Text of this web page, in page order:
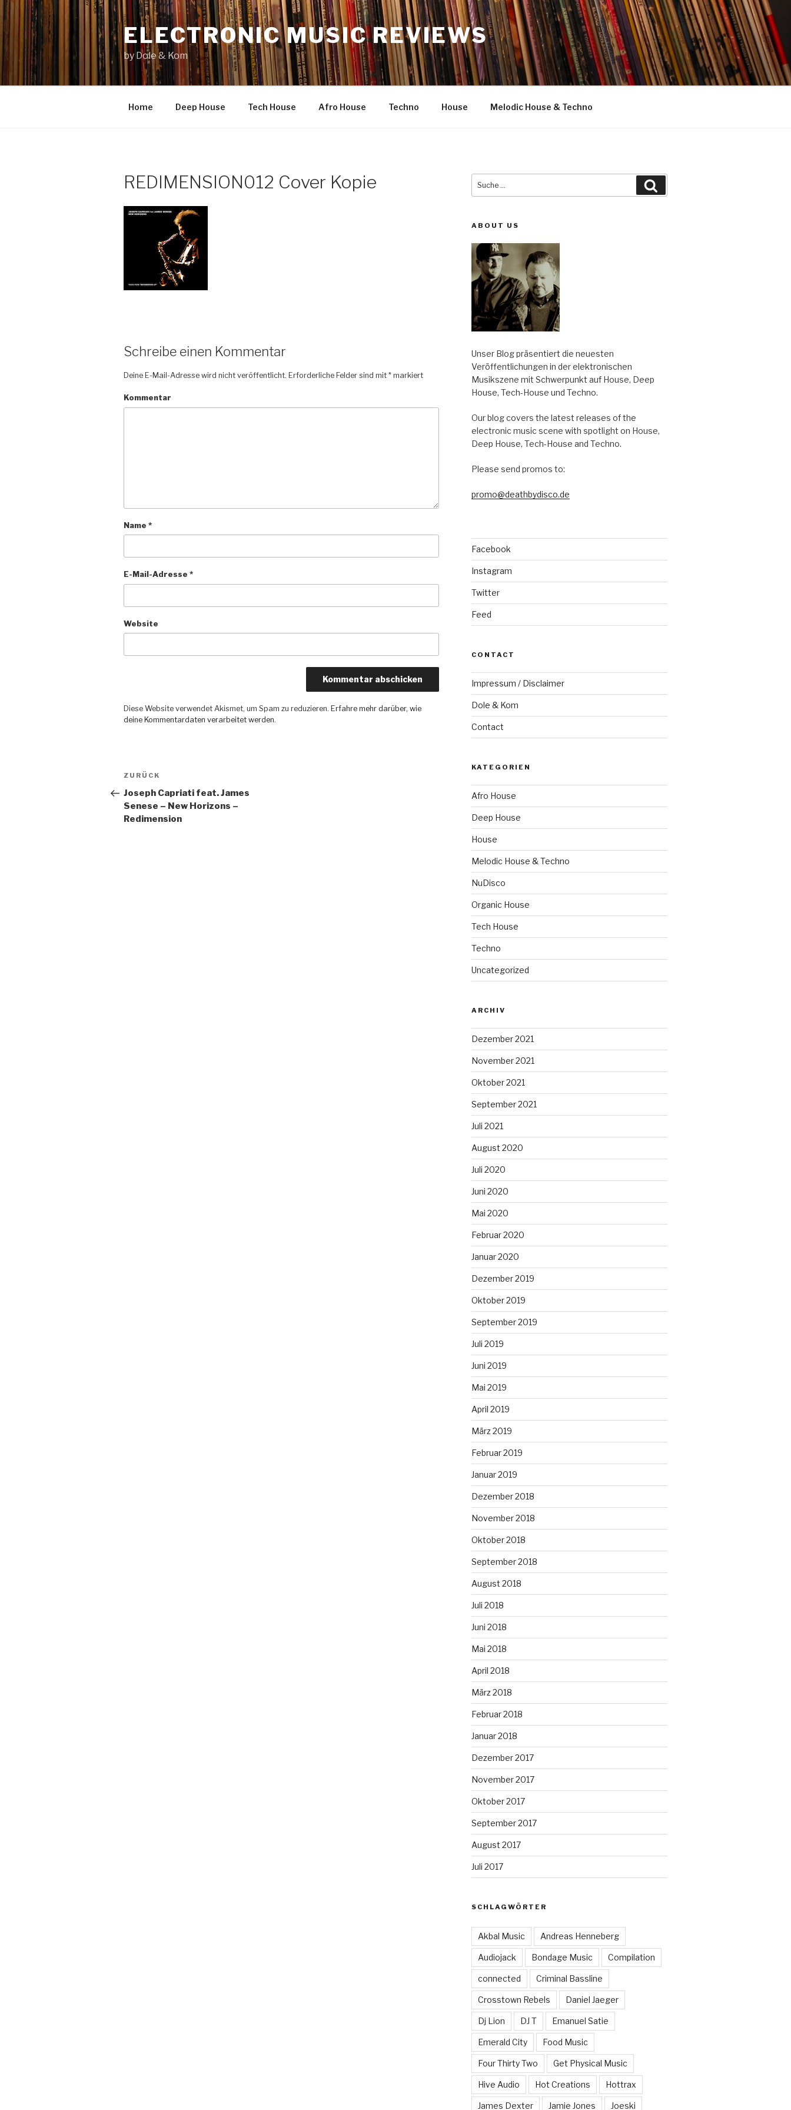
springen
ELECTRONIC MUSIC REVIEWS
by Dole & Kom
Home Deep House Tech House Afro House Techno House Melodic House & Techno
REDIMENSION012 Cover Kopie
Schreibe einen Kommentar
Deine E-Mail-Adresse wird nicht veröffentlicht. Erforderliche Felder sind mit* markiert
Kommentar
Name*
E-Mail-Adresse*
Website
Diese Website verwendet Akismet, um Spam zu reduzieren. Erfahre mehr darüber, wie
deine Kommentardaten verarbeitet werden.
Beitragsnavigation
Vorheriger
Beitrag
ZURÜCK
Joseph Capriati feat. James
Senese – New Horizons –
Redimension
Suche
ABOUT US
Unser Blog präsentiert die neuesten
Veröffentlichungen in der elektronischen
Musikszene mit Schwerpunkt auf House, Deep
House, Tech-House und Techno.
Our blog covers the latest releases of the
electronic music scene with spotlight on House,
Deep House, Tech-House and Techno.
Please send promos to:
promo@deathbydisco.de
Facebook
Instagram
Twitter
Feed
CONTACT
Impressum / Disclaimer
Dole & Kom
Contact
KATEGORIEN
Afro House
Deep House
House
Melodic House & Techno
NuDisco
Organic House
Tech House
Techno
Uncategorized
ARCHIV
Dezember 2021
November 2021
Oktober 2021
September 2021
Juli 2021
August 2020
Juli 2020
Juni 2020
Mai 2020
Februar 2020
Januar 2020
Dezember 2019
Oktober 2019
September 2019
Juli 2019
Juni 2019
Mai 2019
April 2019
März 2019
Februar 2019
Januar 2019
Dezember 2018
November 2018
Oktober 2018
September 2018
August 2018
Juli 2018
Juni 2018
Mai 2018
April 2018
März 2018
Februar 2018
Januar 2018
Dezember 2017
November 2017
Oktober 2017
September 2017
August 2017
Juli 2017
SCHLAGWÖRTER
Akbal Music Andreas Henneberg
Audiojack Bondage Music Compilation
connected Criminal Bassline
Crosstown Rebels Daniel Jaeger
Dj Lion DJ T Emanuel Satie
Emerald City Food Music
Four Thirty Two Get Physical Music
Hive Audio Hot Creations Hottrax
James Dexter Jamie Jones Joeski